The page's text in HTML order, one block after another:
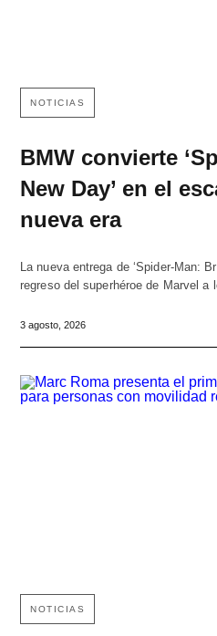
NOTICIAS
BMW convierte
New Day’ en el
nueva era
La nueva entrega de ‘Spider-Man:
regreso del superhéroe de Marvel
3 agosto, 2026
NOTICIAS